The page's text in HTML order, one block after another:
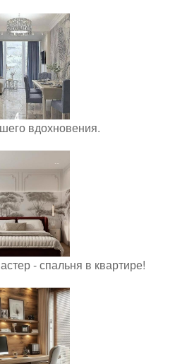
вдохновения.
- спальня в квартире!